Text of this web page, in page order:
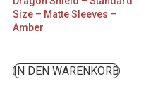
Size – Matte Sleeves –
Amber
IN DEN WARENKORB